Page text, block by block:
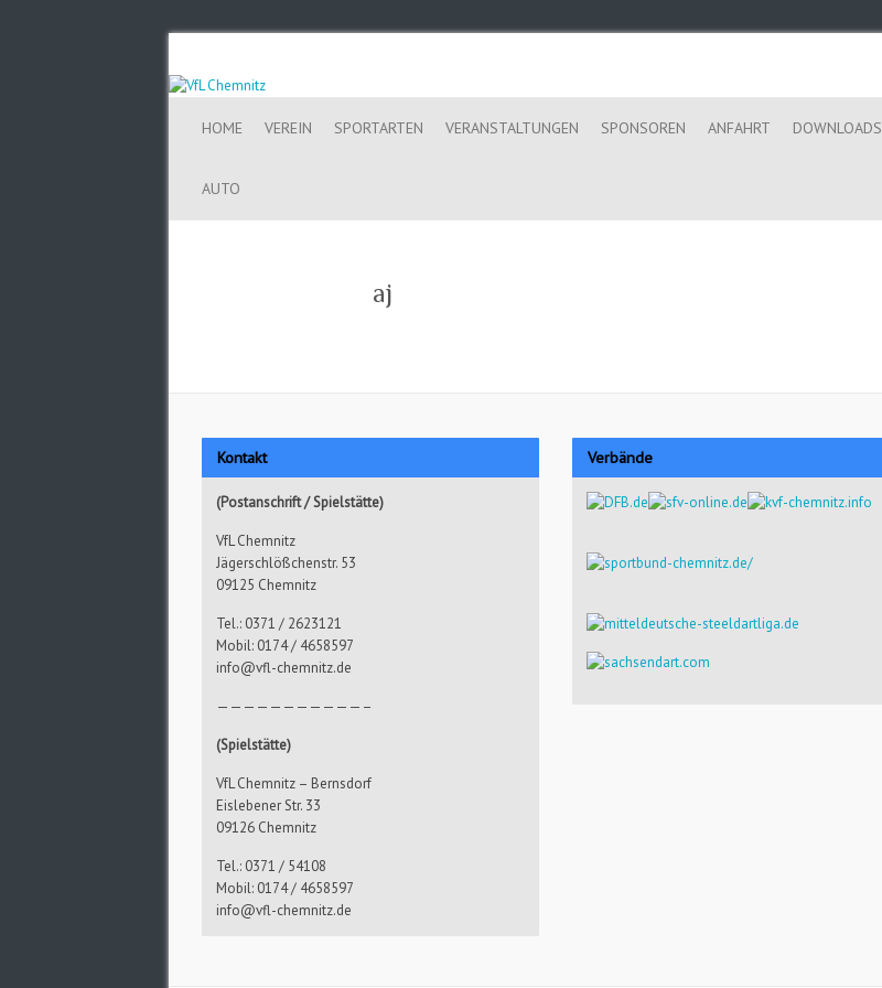
HOME VEREIN SPORTARTEN VERANSTALTUNGEN SPONSOREN ANFAHRT DOWNLOADS
AUTO
aj
Kontakt
(Postanschrift / Spielstätte)
VfL Chemnitz
Jägerschlößchenstr. 53
09125 Chemnitz
Tel.: 0371 / 2623121
Mobil: 0174 / 4658597
info@vfl-chemnitz.de
———————————–
(Spielstätte)
VfL Chemnitz – Bernsdorf
Eislebener Str. 33
09126 Chemnitz
Tel.: 0371 / 54108
Mobil: 0174 / 4658597
info@vfl-chemnitz.de
Verbände